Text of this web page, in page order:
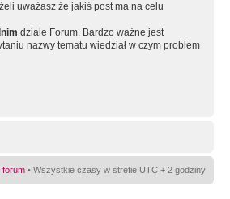
uważasz że jakiś post ma na celu
dziale Forum. Bardzo ważne jest
nazwy tematu wiedział w czym problem
forum • Wszystkie czasy w strefie UTC + 2 godziny